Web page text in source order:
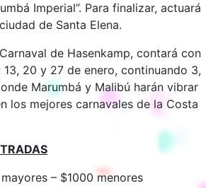
Imperial”. Para finalizar, actuará
de Santa Elena.
de Hasenkamp, contará con
20 y 27 de enero, continuando 3,
Marumbá y Malibú harán vibrar
los mejores carnavales de la Costa
– $1000 menores